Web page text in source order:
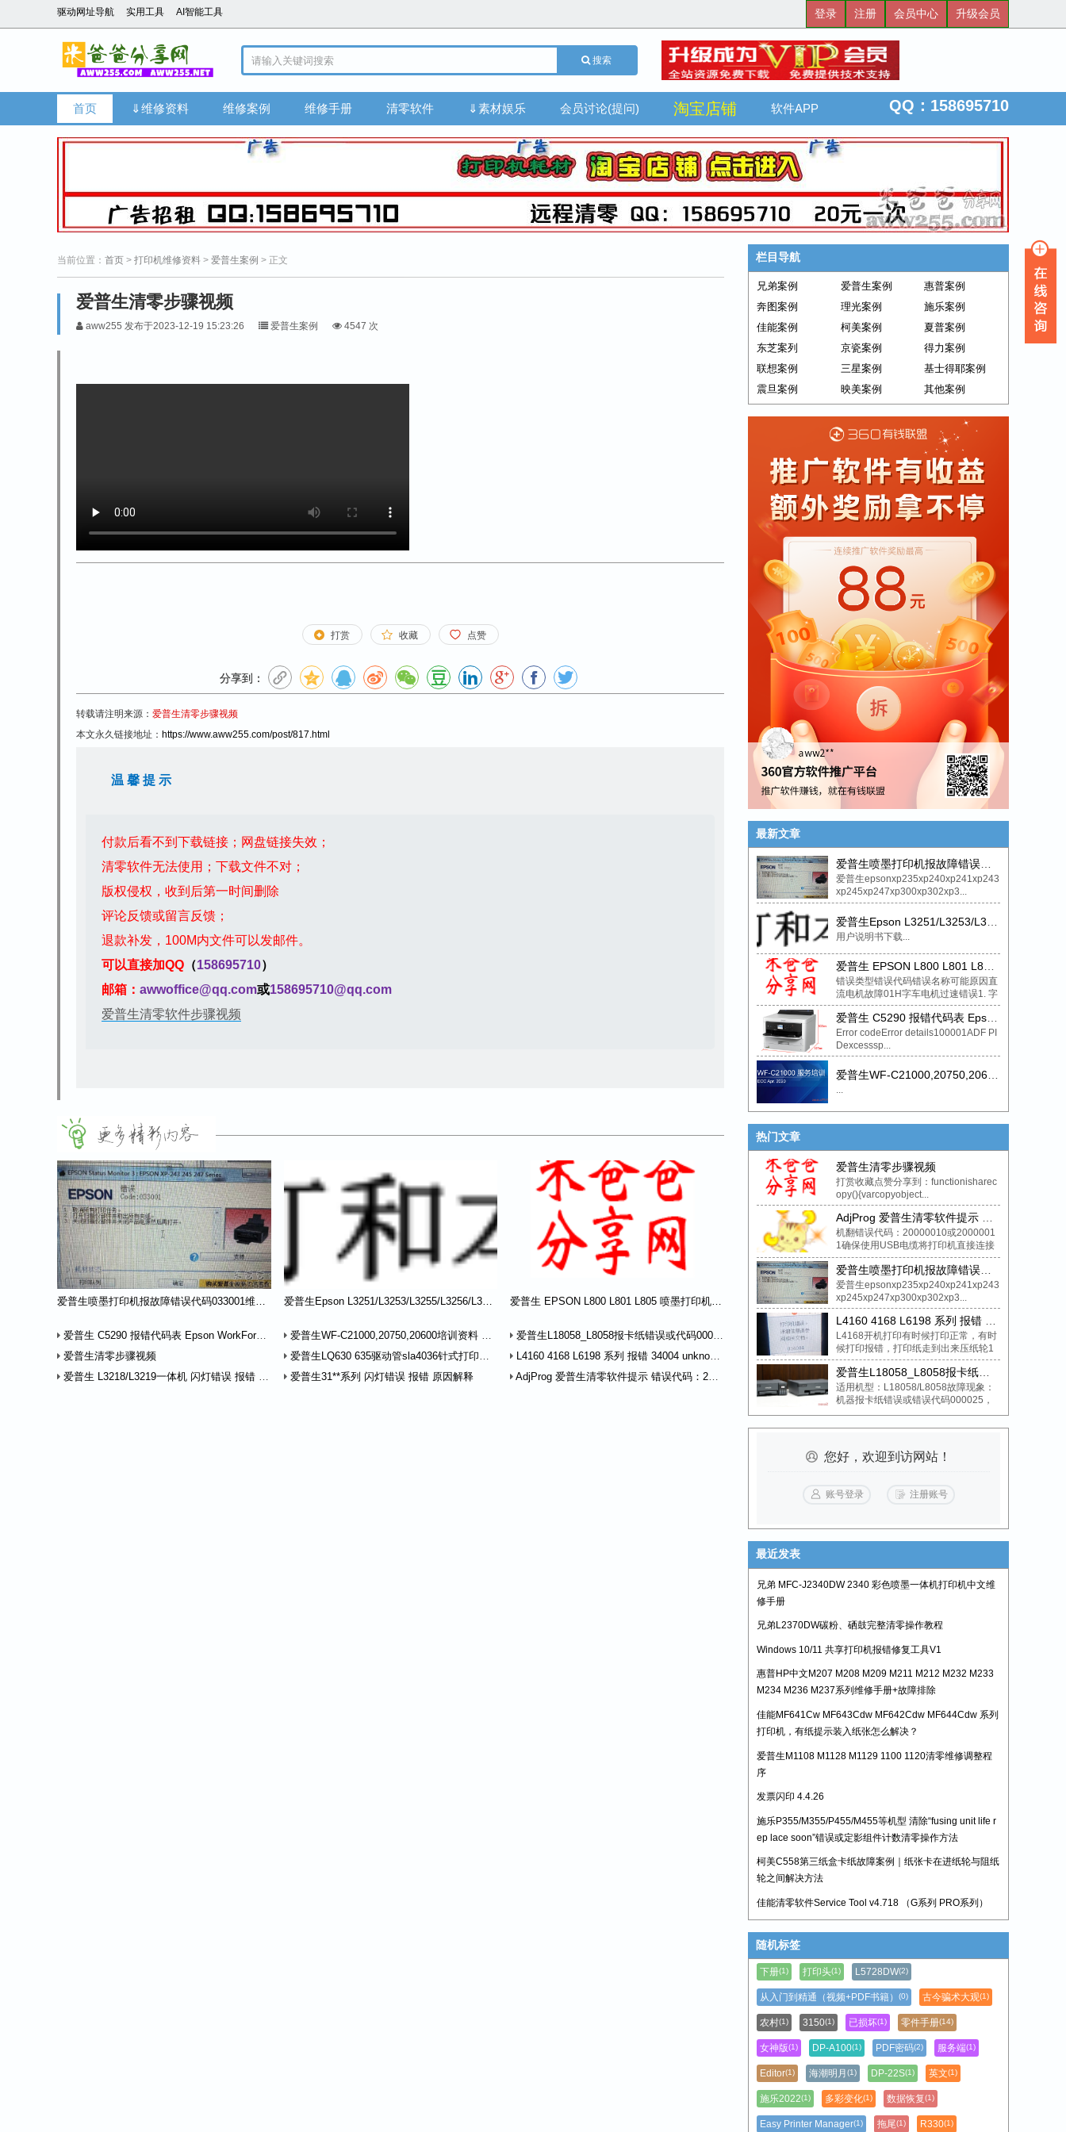
登录 注册 会员中心 升级会员
驱动网址导航 实用工具 AI智能工具
搜索
QQ：158695710
首页 ⇓维修资料 维修案例 维修手册 清零软件 ⇓素材娱乐 会员讨论(提问) 淘宝店铺 软件APP
当前位置： 首页 > 打印机维修资料 > 爱普生案例 > 正文
爱普生清零步骤视频
aww255 发布于2023-12-19 15:23:26 爱普生案例 4547 次
打赏 收藏 点赞
分享到：
转载请注明来源： 爱普生清零步骤视频
本文永久链接地址： https://www.aww255.com/post/817.html
温 馨 提 示
付款后看不到下载链接；网盘链接失效；
清零软件无法使用；下载文件不对；
版权侵权，收到后第一时间删除
评论反馈或留言反馈；
退款补发，100M内文件可以发邮件。
可以直接加QQ （158695710）
邮箱： awwoffice@qq.com或158695710@qq.com
爱普生清零软件步骤视频
爱普生Epson L3251/L3253/L3255/L3256/L3258 闪灯报错解释
爱普生 C5290 报错代码表 Epson WorkForce Pro WF-C5290 錯誤代碼表 爱普生WF-C21000,20750,20600培训资料 免费下载
爱普生L18058_L8058报卡纸错误或代码000025的对策
爱普生清零步骤视频
爱普生LQ630 635驱动管sla4036针式打印的针驱动管的测试方法
L4160 4168 L6198 系列 报错 34004 unknown error 打印有时报错 034004
爱普生 L3218/L3219一体机 闪灯错误 报错 原因解释
爱普生31**系列 闪灯错误 报错 原因解释 AdjProg 爱普生清零软件提示 错误代码：20000010 或 20000011，21000012c 或 20000107
栏目导航
兄弟案例 爱普生案例
惠普案例
奔图案例
理光案例
施乐案例
佳能案例
柯美案例
夏普案例
东芝案列
京瓷案例
得力案例
联想案例
三星案例
基士得耶案例
震旦案例
映美案例 其他案例
最新文章
爱普生喷墨打印机报故障错误代码033001维修案例解决方法
爱普生epsonxp235xp240xp241xp243
xp245xp247xp300xp302xp3...
用户说明书下载...
爱普生 EPSON L800 L801 L805 喷墨打印机-致命错误代码-故障代码..H
错误类型错误代码错误名称可能原因直
流电机故障01H字车电机过速错误1. 字
车光栅条、光栅传感器故障(脏污或脱
落...
爱普生 C5290 报错代码表 Epson WorkForce Pro WF-C5290 錯誤代碼表
Error codeError details100001ADF PI
Dexcesssp...
爱普生WF-C21000,20750,20600培训资料 免费下载
...
热门文章
爱普生清零步骤视频
打赏收藏点赞分享到：functionisharec
opy(){varcopyobject...
AdjProg 爱普生清零软件提示 错误代码：20000010 或 20000011，21000012c 或 20000107
机翻错误代码：20000010或2000001
1确保使用USB电缆将打印机直接连接
到计算机。注意：重置实用程序无...
爱普生喷墨打印机报故障错误代码033001维修案例解决方法
爱普生epsonxp235xp240xp241xp243
xp245xp247xp300xp302xp3...
L4168开机打印有时候打印正常，有时
候打印报错，打印纸走到出来压纸轮1
厘米处报错，维修方法清洁分页杆油
腻，上润滑...
爱普生L18058_L8058报卡纸错误或代码000025的对策
适用机型：L18058/L8058故障现象：
机器报卡纸错误或错误代码000025，
检查打印机内部无异物/卡纸，仍然无
法...
您好，欢迎到访网站！
账号登录 注册账号
最近发表
兄弟 MFC-J2340DW 2340 彩色喷墨一体机打印机中文维
修手册
兄弟L2370DW碳粉、硒鼓完整清零操作教程
Windows 10/11 共享打印机报错修复工具V1
惠普HP中文M207 M208 M209 M211 M212 M232 M233
M234 M236 M237系列维修手册+故障排除
佳能MF641Cw MF643Cdw MF642Cdw MF644Cdw 系列
打印机，有纸提示装入纸张怎么解决？
爱普生M1108 M1128 M1129 1100 1120清零维修调整程
序
发票闪印 4.4.26
施乐P355/M355/P455/M455等机型 清除“fusing unit life r
ep lace soon”错误或定影组件计数清零操作方法
柯美C558第三纸盒卡纸故障案例｜纸张卡在进纸轮与阻纸
轮之间解决方法
佳能清零软件Service Tool v4.718 （G系列 PRO系列）
随机标签
下册(1) 打印头(1) L5728DW(2)
从入门到精通（视频+PDF书籍）(0) 古今骗术大观(1)
农村(1) 3150(1) 已损坏(1) 零件手册(14)
女神版(1) DP-A100(1) PDF密码(2) 服务端(1)
Editor(1) 海潮明月(1) DP-22S(1) 英文(1)
施乐2022(1) 多彩变化(1) 数据恢复(1)
Easy Printer Manager(1) 拖尾(1) R330(1)